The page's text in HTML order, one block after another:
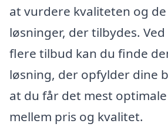
at vurdere kvaliteten og
løsninger, der tilbydes.
flere tilbud kan du finde
løsning, der opfylder dine
at du får det mest
mellem pris og kvalitet.